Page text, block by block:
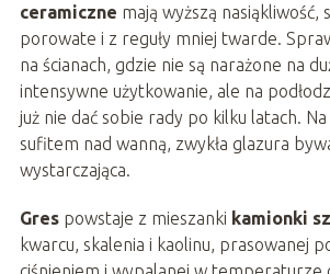
ceramiczne mają wyższą nasiąkliwość,
porowate i z reguły mniej twarde.
na ścianach, gdzie nie są narażone na
intensywne użytkowanie, ale na
już nie dać sobie rady po kilku latach. Na
sufitem nad wanną, zwykła glazura
wystarczająca.
Grespowstaje z mieszanki kamionki
kwarcu, skalenia i kaolinu, prasowanej